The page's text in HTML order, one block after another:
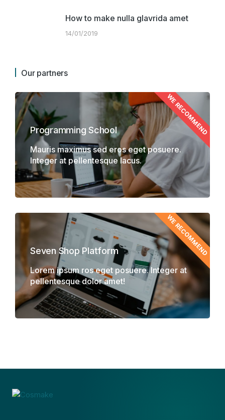
How to make nulla glavrida amet
14/01/2019
Our partners
Programming School
Mauris maximus sed eros eget posuere.
Integer at pellentesque lacus.
WE RECOMMEND
Seven Shop Platform
Lorem ipsum ros eget posuere. Integer at
pellentesque dolor amet!
WE RECOMMEND